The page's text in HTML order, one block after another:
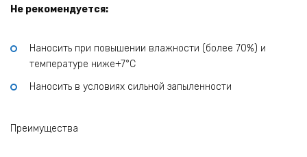
Не рекомендуется:
Наносить при повышении влажности (более 70%) и
температуре ниже+7°C
Наносить в условиях сильной запыленности
Преимущества